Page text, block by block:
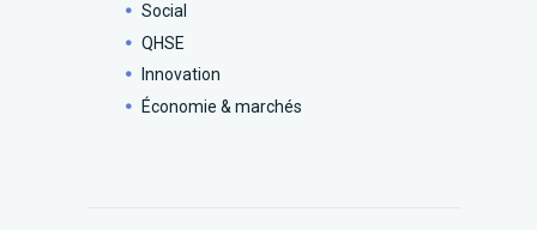
Social
QHSE
Innovation
Économie & marchés